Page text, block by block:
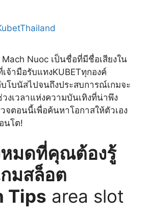
Mach Nuoc เป็นชื่อที่มีชื่อเสียงใน
จ้ามือรับแทงKUBETทุกองค์
โบนัสไปจนถึงประสบการณ์เกมจะ
งเวลาแห่งความบันเทิงที่น่าพึง
จตอนนี้เพื่อค้นหาโอกาสให้ตัวเอง
นโต!
มดที่คุณต้องรู้
กมสล็อต
Tips area slot